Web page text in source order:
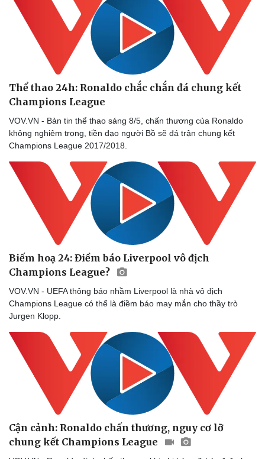
Doanh nghiệp
Doanh nghiệp 24h
Doanh nhân
Vì cộng đồng
Tin Công nghệ
Trải nghiệm
Chuyển đổi số
Thể thao 24h: Ronaldo chắc chắn đá chung kết
Champions League
VOV.VN - Bản tin thể thao sáng 8/5, chấn thương của Ronaldo
không nghiêm trọng, tiền đạo người Bồ sẽ đá trận chung kết
Champions League 2017/2018.
Biếm hoạ 24: Điềm báo Liverpool vô địch
Champions League?
VOV.VN - UEFA thông báo nhầm Liverpool là nhà vô địch
Champions League có thể là điềm báo may mắn cho thầy trò
Jurgen Klopp.
Cận cảnh: Ronaldo chấn thương, nguy cơ lỡ
chung kết Champions League